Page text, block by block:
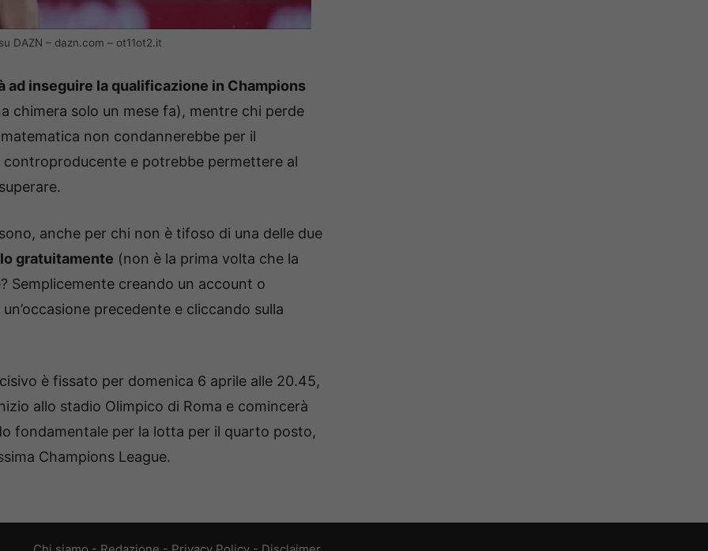
DAZN – dazn.com – ot11ot2.it
ad inseguire la qualificazione in Champions
chimera solo un mese fa), mentre chi perde
non condannerebbe per il
e potrebbe permettere al
anche per chi non è tifoso di una delle due
gratuitamente (non è la prima volta che la
Semplicemente creando un account o
precedente e cliccando sulla
è fissato per domenica 6 aprile alle 20.45,
allo stadio Olimpico di Roma e comincerà
fondamentale per la lotta per il quarto posto,
Champions League.